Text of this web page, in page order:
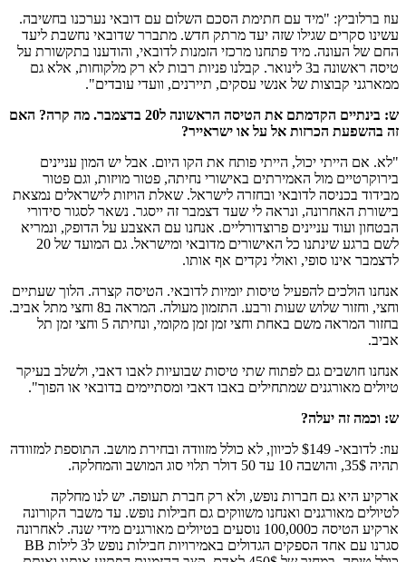
עוז ברלוביץ: "מיד עם חתימת הסכם השלום עם דובאי נערכנו בחשיבה.
עשינו סקרים שגילו שזה יעד מרתק חדש. מתברר שדובאי נחשבת ליעד
החם של העונה. מיד פתחנו מרכזי הזמנות לדובאי, והודענו בתקשורת על
טיסה ראשונה ב3 לינואר. קבלנו פניות רבות לא רק מלקוחות, אלא גם
ממארגני קבוצות של אנשי עסקים, תיירנים, וועדי עובדים".
ש: בינתיים הקדמתם את הטיסה הראשונה ל20 בדצמבר. מה קרה? האם
זה בהשפעת הכרזות אל על או ישראייר?
"לא. אם הייתי יכול, הייתי פותח את הקו היום. אבל יש המון עניינים
בירוקרטיים מול האמירתים באישורי נחיתה, פטור מויזות, וגם פטור
מבידוד בכניסה לדובאי ובחזרה לישראל. שאלת הויזות לישראלים נמצאת
בישורת האחרונה, ונראה לי שעד דצמבר זה ייסגר. נשאר לסגור סידורי
הבטחון ועוד עניינים פרוצדורליים. אנחנו עם האצבע על הדופק, ונמריא
לשם ברגע שינתנו כל האישורים מדובאי ומישראל. גם המועד של 20
לדצמבר אינו סופי, ואולי נקדים אף אותו.
אנחנו הולכים להפעיל טיסות יומיות לדובאי. הטיסה קצרה. הלוך שעתיים
וחצי, וחזור שלוש שעות ורבע. התזמון מעולה. המראה ב8 וחצי מתל אביב.
בחזור המראה משם באחת וחצי זמן זמן מקומי, ונחיתה 5 וחצי זמן תל
אביב.
אנחנו חושבים גם לפתוח שתי טיסות שבועיות לאבו דאבי, ולשלב בעיקר
טיולים מאורגנים שמתחילים באבו דאבי ומסתיימים בדובאי או הפוך".
ש: וכמה זה יעלה?
עוז: לדובאי- $149 לכיוון, לא כולל מזוודה ובחירת מושב. התוספת למזוודה
תהיה 35$, והושבה 10 עד 50 דולר תלוי סוג המושב והמחלקה.
ארקיע היא גם חברות נופש, ולא רק חברת תעופה. יש לנו מחלקה
לטיולים מאורגנים ואנחנו משווקים גם חבילות נופש. עד משבר הקורונה
ארקיע הטיסה כ100,000 נוסעים בטיולים מאורגנים מידי שנה. לאחרונה
סגרנו עם אחד הספקים הגדולים באמירויות חבילות נופש ל3 לילות BB